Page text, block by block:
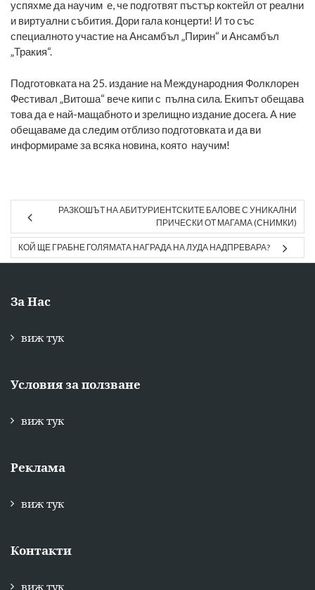
успяхме да научим е, че подготвят пъстър коктейл от реални
и виртуални събития. Дори гала концерти! И то със
специалното участие на Ансамбъл „Пирин“ и Ансамбъл
„Тракия“.
Подготовката на 25. издание на Международния Фолклорен
Фестивал „Витоша“ вече кипи с пълна сила. Екипът обещава
това да е най-мащабното и зрелищно издание досега. А ние
обещаваме да следим отблизо подготовката и да ви
информираме за всяка новина, която научим!
РАЗКОШЪТ НА АБИТУРИЕНТСКИТЕ БАЛОВЕ С УНИКАЛНИ
ПРИЧЕСКИ ОТ МАГАМА (СНИМКИ)
КОЙ ЩЕ ГРАБНЕ ГОЛЯМАТА НАГРАДА НА ЛУДА НАДПРЕВАРА?
За Нас
виж тук
Условия за ползване
виж тук
Реклама
виж тук
Контакти
виж тук